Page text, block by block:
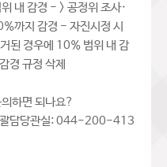
내 감경 - > 공정위 조사·
까지 감경 - 자진시정 시
된 경우에 10% 범위 내 감
경 규정 삭제
하면 되나요?
괄담당관실: 044-200-413